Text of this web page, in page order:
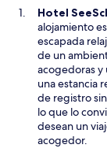
Hotel
alojamiento
escapada
de un
acogedoras y
una estancia
de registro
lo que lo
desean un
acogedor.